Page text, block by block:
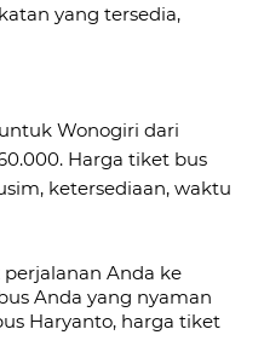
yang tersedia,
Wonogiri dari
Harga tiket bus
ketersediaan, waktu
Anda ke
Anda yang nyaman
Haryanto, harga tiket